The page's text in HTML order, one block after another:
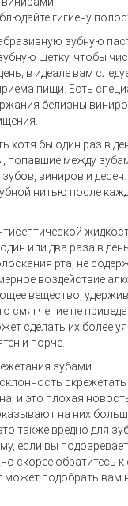
гигиену
зубную
щетку, чтобы
в идеале вам
пищи. Есть
белизны
хотя бы один раз в
попавшие между
виниров и
нитью после
или два раза в
рта, не
воздействие
вещество,
смягчение не
сделать их более
и порче.
зубами
и это плохая
на них
также вредно для
если вы
скорее обратитесь к
может подобрать вам